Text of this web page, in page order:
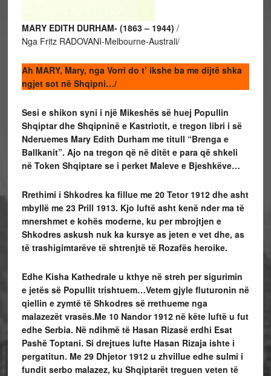
MARY EDITH DURHAM- (1863 – 1944) /
Nga Fritz RADOVANI-Melbourne-Australi/
Ah MARY, Mary, nga Vorri do t’ ikshe ba me dijtë shka
ngjet sot në Shqipni…/
Sesi e shikon syni i një Mikeshës së huej Popullin
Shqiptar dhe Shqipninë e Kastriotit, e tregon libri i së
Nderuemes Mary Edith Durham me titull “Brenga e
Ballkanit”. Ajo na tregon që në ditët e para që shkeli
në Token Shqiptare se i perket Maleve e Bjeshkëve…
Rrethimi i Shkodres ka fillue me 20 Tetor 1912 dhe asht
mbyllë me 23 Prill 1913. Kjo luftë asht kenë nder ma të
mnershmet e kohës moderne, ku per mbrojtjen e
Shkodres askush nuk ka kursye as jeten e vet dhe, as
të trashigimtarëve të shtrenjtë të Rozafës heroike.
Edhe Kisha Kathedrale u kthye në streh per sigurimin
e jetës së Popullit trishtuem…Vetem gjyle fluturonin në
qiellin e zymtë të Shkodres së rrethueme nga
malazezët vrasës.Me 10 Nandor 1912 në këte luftë u fut
edhe Serbia. Në ndihmë të Hasan Rizasë erdhi Esat
Pashë Toptani. Si drejtues lufte Hasan Rizaja ishte i
pergatitun. Me 29 Dhjetor 1912 u zhvillue edhe sulmi i
fundit serbo malazez, ku Shqiptarët treguen veten të